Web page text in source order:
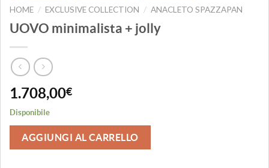
HOME / EXCLUSIVE COLLECTION / ANACLETO SPAZZAPAN
UOVO minimalista + jolly
1.708,00€
Disponibile
AGGIUNGI AL CARRELLO